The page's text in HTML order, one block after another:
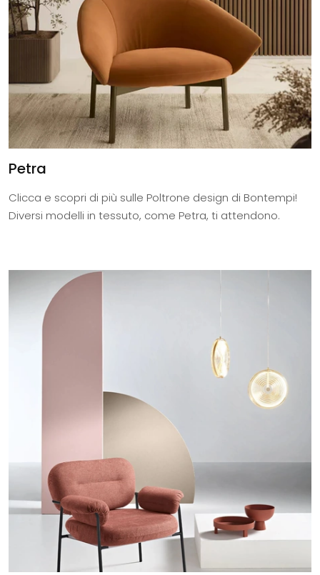
Petra
Clicca e scopri di più sulle Poltrone design di Bontempi!
Diversi modelli in tessuto, come Petra, ti attendono.